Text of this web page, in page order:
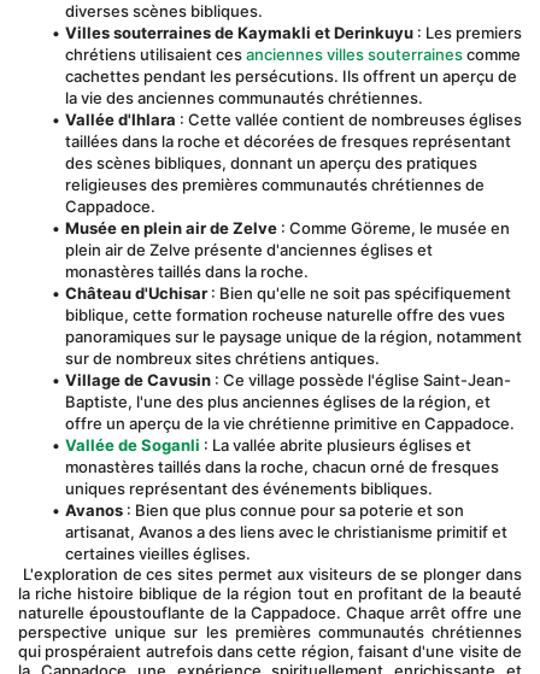
diverses scènes bibliques.
Villes souterraines de Kaymakli et Derinkuyu : Les premiers
chrétiens utilisaient ces anciennes villes souterraines comme
cachettes pendant les persécutions. Ils offrent un aperçu de
la vie des anciennes communautés chrétiennes.
Vallée d'Ihlara : Cette vallée contient de nombreuses églises
taillées dans la roche et décorées de fresques représentant
des scènes bibliques, donnant un aperçu des pratiques
religieuses des premières communautés chrétiennes de
Cappadoce.
Musée en plein air de Zelve : Comme Göreme, le musée en
plein air de Zelve présente d'anciennes églises et
monastères taillés dans la roche.
Château d'Uchisar : Bien qu'elle ne soit pas spécifiquement
biblique, cette formation rocheuse naturelle offre des vues
panoramiques sur le paysage unique de la région, notamment
sur de nombreux sites chrétiens antiques.
Village de Cavusin : Ce village possède l'église Saint-Jean-
Baptiste, l'une des plus anciennes églises de la région, et
offre un aperçu de la vie chrétienne primitive en Cappadoce.
Vallée de Soganli : La vallée abrite plusieurs églises et
monastères taillés dans la roche, chacun orné de fresques
uniques représentant des événements bibliques.
Avanos : Bien que plus connue pour sa poterie et son
artisanat, Avanos a des liens avec le christianisme primitif et
certaines vieilles églises.
la riche histoire biblique de la région tout en profitant de la beauté
naturelle époustouflante de la Cappadoce. Chaque arrêt offre une
perspective unique sur les premières communautés chrétiennes
qui prospéraient autrefois dans cette région, faisant d'une visite de